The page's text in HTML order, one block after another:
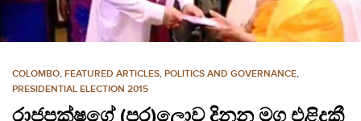
e
COLOMBO, FEATURED ARTICLES, POLITICS AND GOVERNANCE,
PRESIDENTIAL ELECTION 2015
රාජපක්ෂගේ (පර)ලොව දිනන මග එළිදකී